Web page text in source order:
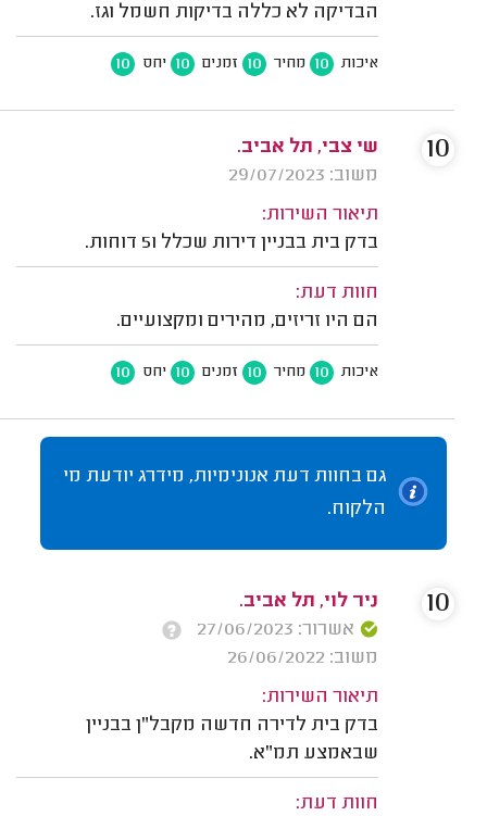
הבדיקה לא כללה בדיקות חשמל וגז.
איכות 10 מחיר 10 זמנים 10 יחס 10
שי צבי, תל אביב.
משוב: 29/07/2023
תיאור השירות:
בדק בית בבניין דירות שכלל 51 דוחות.
חוות דעת:
הם היו זריזים, מהירים ומקצועיים.
איכות 10 מחיר 10 זמנים 10 יחס 10
10
גם בחוות דעת אנונימיות, מידרג יודעת מי
הלקוח.
ניר לוי‬‎, תל אביב.
אשרור: 27/06/2023
משוב: 26/06/2022
תיאור השירות:
בדק בית לדירה חדשה מקבל"ן בבניין
שבאמצע תמ"א.
חוות דעת:
10